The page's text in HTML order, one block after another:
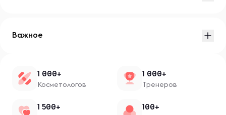
Важное
1 000+
Косметологов
1 000+
Тренеров
1 500+ 100+